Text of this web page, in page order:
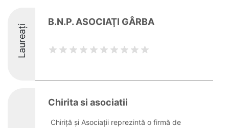
Laureați
B.N.P. ASOCIAŢI GÂRBA
Chirita si asociatii
Chiriță și Asociații reprezintă o firmă de